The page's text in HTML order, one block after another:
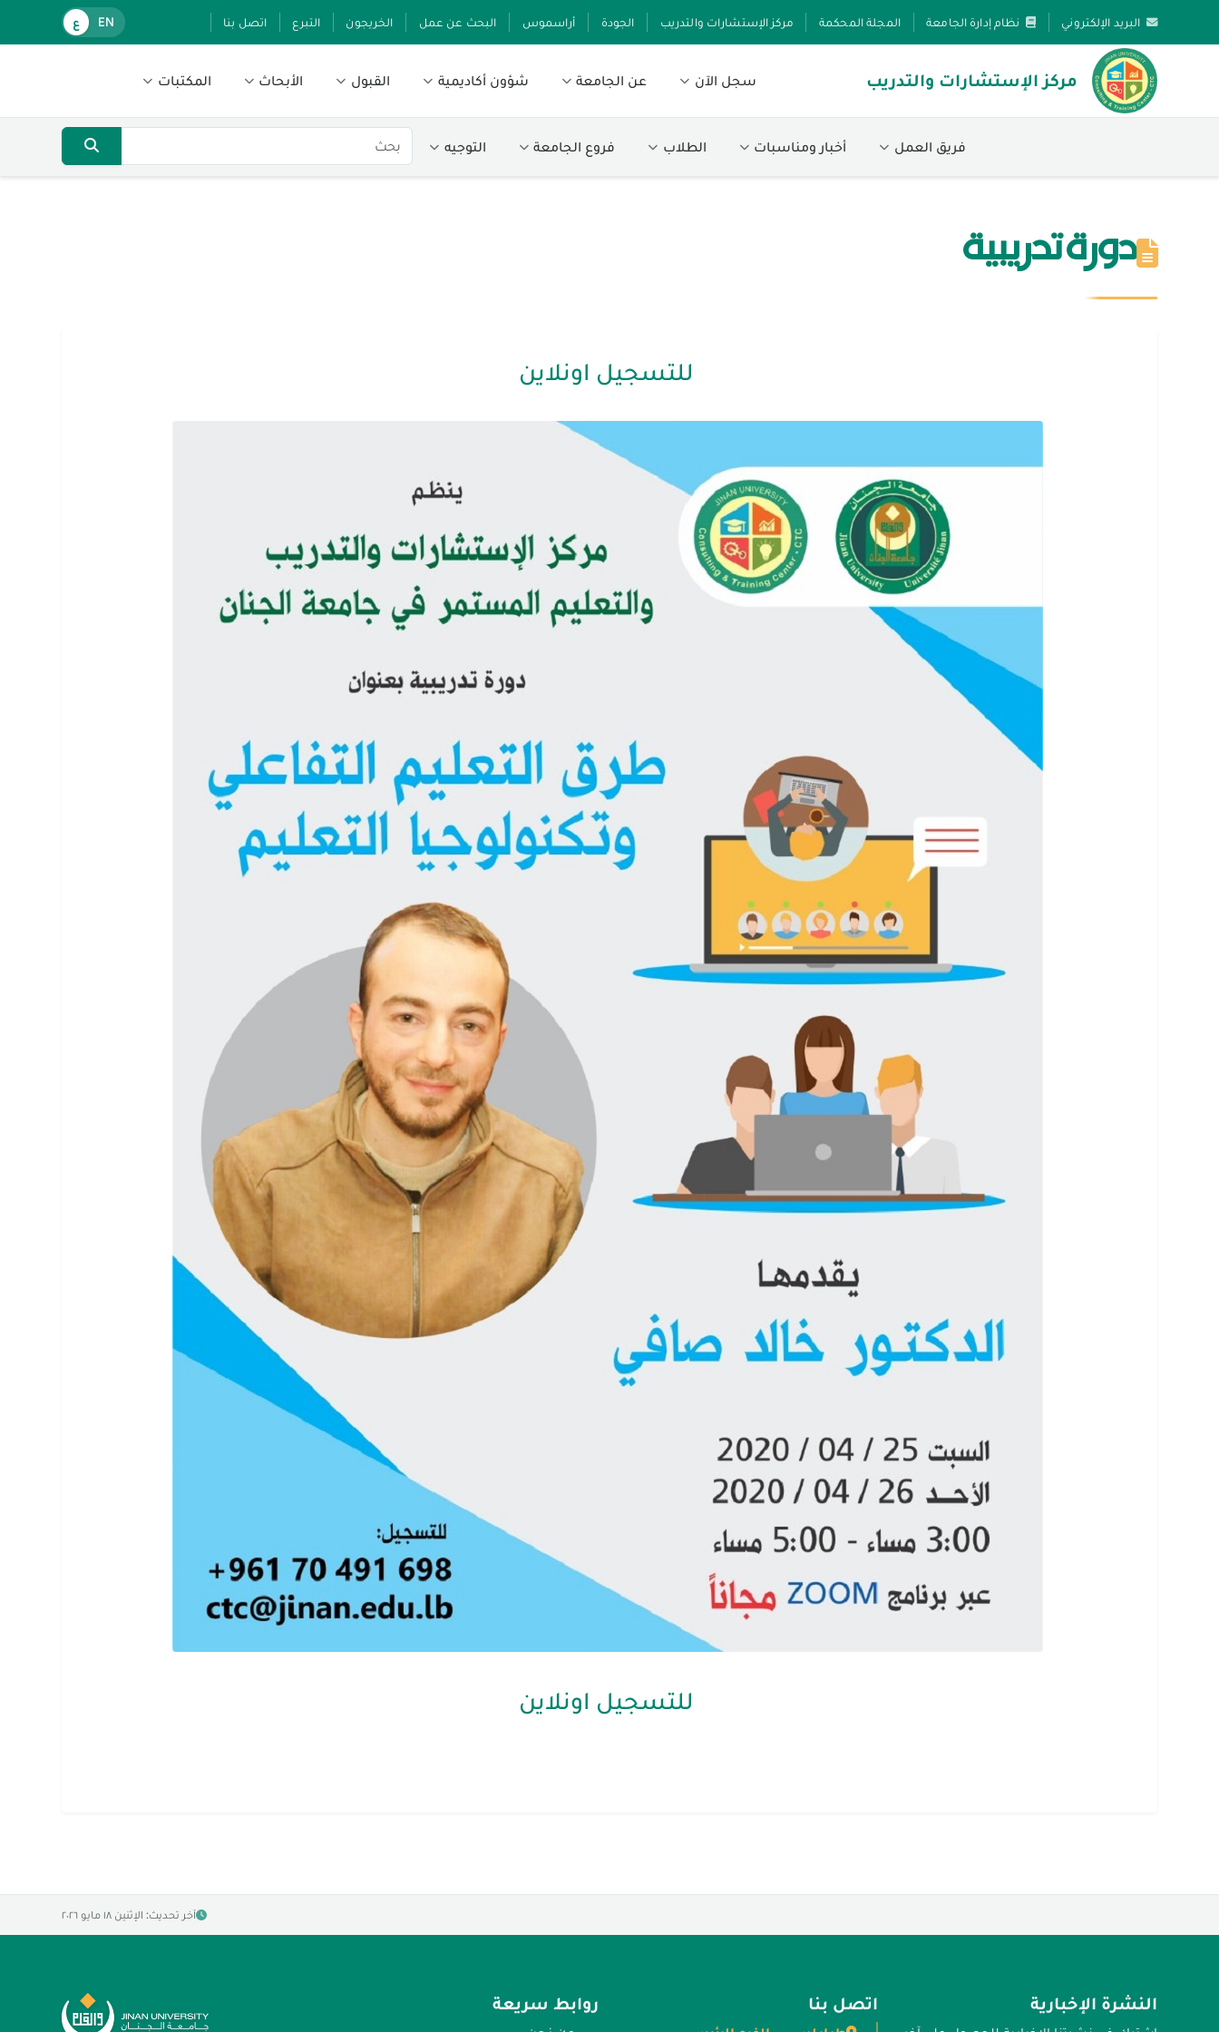
البريد الإلكتروني نظام إدارة الجامعة المجلة المحكمة مركز الإستشارات والتدريب الجودة أراسموس البحث عن عمل الخريجون التبرع اتصل بنا EN ع
مركز الإستشارات والتدريب سجل الآن عن الجامعة شؤون أكاديمية القبول الأبحاث المكتبات
فريق العمل أخبار ومناسبات الطلاب فروع الجامعة التوجيه
دورة تدريبية
للتسجيل اونلاين
للتسجيل اونلاين
آخر تحديث: الإثنين ١٨ مايو ٢٠٢٦
روابط سريعة اتصل بنا النشرة الإخبارية